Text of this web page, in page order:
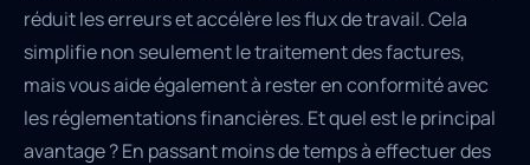
réduit les erreurs et accélère les flux de travail. Cela
simplifie non seulement le traitement des factures,
mais vous aide également à rester en conformité avec
les réglementations financières. Et quel est le principal
avantage ? En passant moins de temps à effectuer des